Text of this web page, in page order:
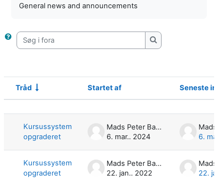
General news and announcements
Søg i fora
Søg i fora
Status
Tråd Startet af Seneste
Kursussystem
opgraderet
Mads Peter Bach
6. mar.. 2024
6.
Kursussystem
opgraderet
Mads Peter Bach
22. jan.. 2022
22.